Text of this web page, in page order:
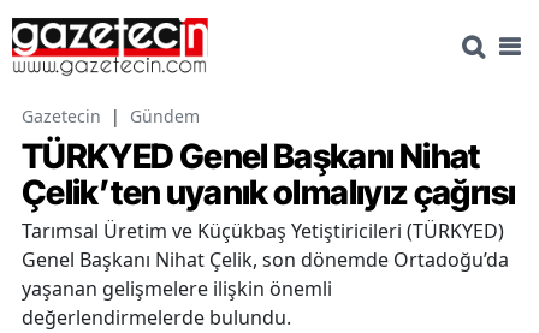
Gazetecin | Gündem
TÜRKYED Genel Başkanı Nihat
Çelik’ten uyanık olmalıyız çağrısı
Tarımsal Üretim ve Küçükbaş Yetiştiricileri (TÜRKYED)
Genel Başkanı Nihat Çelik, son dönemde Ortadoğu’da
yaşanan gelişmelere ilişkin önemli
değerlendirmelerde bulundu.